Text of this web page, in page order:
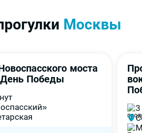
Москвы
-40% моста
Победы
-
3